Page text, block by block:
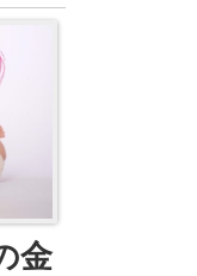
金